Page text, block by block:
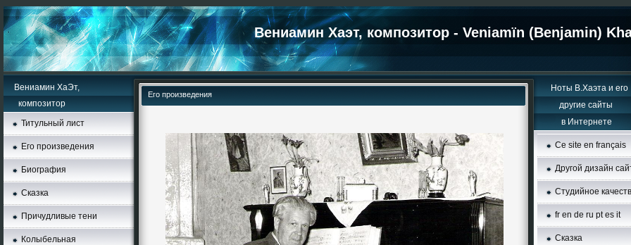
Вениамин Хаэт, композитор - Veniamïn (Benjamin)
Вениамин ХаЭт,
композитор
Титульный лист
Его произведения
Биография
Сказка
Причудливые тени
Колыбельная
Его произведения
Hоты В.Хаэта и его
другие сайты
в Интернете
Ce site en français
Другой дизайн
Студийное
fr en de ru pt es it
Сказка